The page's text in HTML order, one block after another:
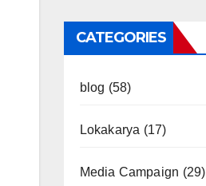
CATEGORIES
blog (58)
Lokakarya (17)
Media Campaign (29)